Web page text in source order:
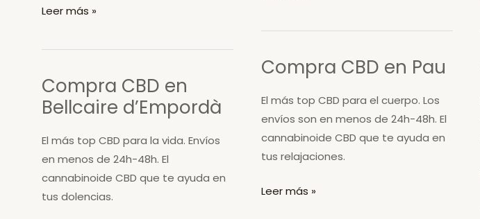
en
Compra
en
de
Revardit
Leer más »
Compra CBD en Pau
El más top CBD para el cuerpo. Los
envíos son en menos de 24h-48h. El
cannabinoide CBD que te ayuda en
tus relajaciones.
Compra
Leer más »
Compra CBD en
Bellcaire d’Empordà
El más top CBD para la vida. Envíos
en menos de 24h-48h. El
cannabinoide CBD que te ayuda en
tus dolencias.